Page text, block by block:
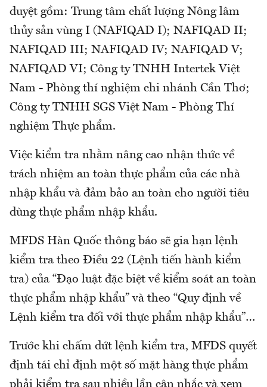
duyệt gồm: Trung tâm chất lượng Nông lâm
thủy sản vùng I (NAFIQAD I); NAFIQAD II;
NAFIQAD III; NAFIQAD IV; NAFIQAD V;
NAFIQAD VI; Công ty TNHH Intertek Việt
Nam - Phòng thí nghiệm chi nhánh Cần Thơ;
Công ty TNHH SGS Việt Nam - Phòng Thí
nghiệm Thực phẩm.
Việc kiểm tra nhằm nâng cao nhận thức về
trách nhiệm an toàn thực phẩm của các nhà
nhập khẩu và đảm bảo an toàn cho người tiêu
dùng thực phẩm nhập khẩu.
MFDS Hàn Quốc thông báo sẽ gia hạn lệnh
kiểm tra theo Điều 22 (Lệnh tiến hành kiểm
tra) của “Đạo luật đặc biệt về kiểm soát an toàn
thực phẩm nhập khẩu” và theo “Quy định về
Lệnh kiểm tra đối với thực phẩm nhập khẩu”…
Trước khi chấm dứt lệnh kiểm tra, MFDS quyết
định tái chỉ định một số mặt hàng thực phẩm